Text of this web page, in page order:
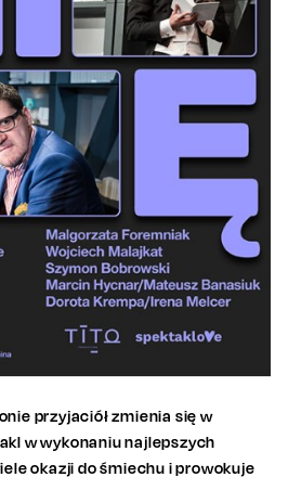
przyjaciół zmienia się w
w wykonaniu najlepszych
okazji do śmiechu i prowokuje